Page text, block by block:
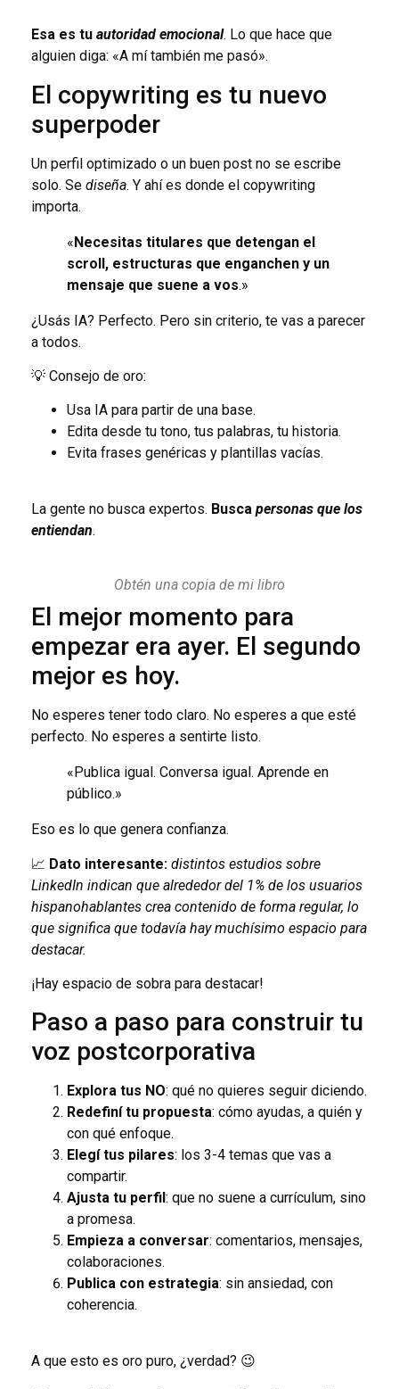
Esa es tu autoridad emocional. Lo que hace que
alguien diga: «A mí también me pasó».
El copywriting es tu nuevo
superpoder
Un perfil optimizado o un buen post no se escribe
solo. Se diseña. Y ahí es donde el copywriting
importa.
«Necesitas titulares que detengan el
scroll, estructuras que enganchen y un
mensaje que suene a vos.»
¿Usás IA? Perfecto. Pero sin criterio, te vas a parecer
a todos.
💡 Consejo de oro:
Usa IA para partir de una base.
Edita desde tu tono, tus palabras, tu historia.
Evita frases genéricas y plantillas vacías.
La gente no busca expertos. Busca personas que los
entiendan.
Obtén una copia de mi libro
El mejor momento para
empezar era ayer. El segundo
mejor es hoy.
No esperes tener todo claro. No esperes a que esté
perfecto. No esperes a sentirte listo.
«Publica igual. Conversa igual. Aprende en
público.»
Eso es lo que genera confianza.
📈 Dato interesante: distintos estudios sobre
LinkedIn indican que alrededor del 1% de los usuarios
hispanohablantes crea contenido de forma regular, lo
que significa que todavía hay muchísimo espacio para
destacar.
¡Hay espacio de sobra para destacar!
Paso a paso para construir tu
voz postcorporativa
Explora tus NO: qué no quieres seguir diciendo.
Redefiní tu propuesta: cómo ayudas, a quién y
con qué enfoque.
Elegí tus pilares: los 3-4 temas que vas a
compartir.
Ajusta tu perfil : que no suene a currículum, sino
a promesa.
Empieza a conversar: comentarios, mensajes,
colaboraciones.
Publica con estrategia: sin ansiedad, con
coherencia.
A que esto es oro puro, ¿verdad? 😉